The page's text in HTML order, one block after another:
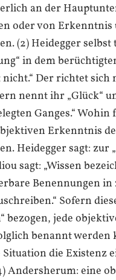
an der
oder von Erkenntnis
(2) Heidegger
in dem
Der richtet sich
nennt ihr „Glück“
Ganges.“
Erkenntnis
Heidegger sagt: zur
sagt: „Wissen
Benennungen in
Sofern
bezogen, jede
benannt werden
die Existenz
Andersherum: eine